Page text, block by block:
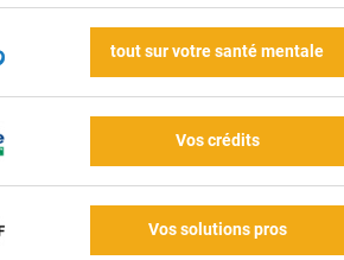
tout sur votre santé mentale
Vos crédits
Vos solutions pros